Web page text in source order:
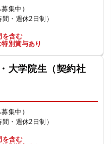
集中）
・週休2日制）
を含む
別賞与あり
大学院生（契約社
集中）
・週休2日制）
を含む